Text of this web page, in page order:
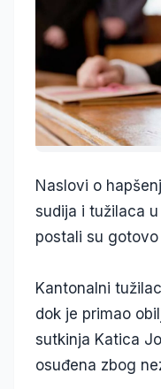
Naslovi o
sudija i tužilaca
postali su
Kantonalni
dok je primao
sutkinja Katica
osuđena zbog